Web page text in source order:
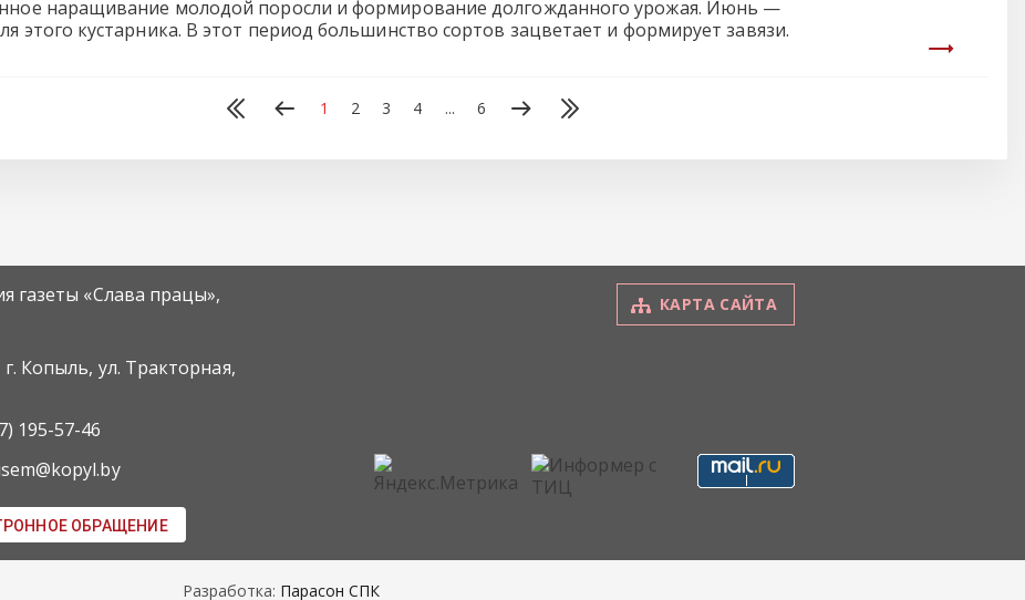
наращивание молодой поросли и формирование долгожданного урожая. Июнь —
этого кустарника. В этот период большинство сортов зацветает и формирует завязи.
1 2 3 4 ... 6
газеты «Слава працы»,
г. Копыль, ул. Тракторная,
195-57-46
ОБРАЩЕНИЕ
КАРТА САЙТА
Разработка: Парасон СПК